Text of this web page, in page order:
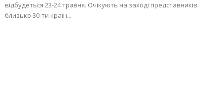
відбудеться 23-24 травня. Очікують на заході представників
близько 30-ти країн...